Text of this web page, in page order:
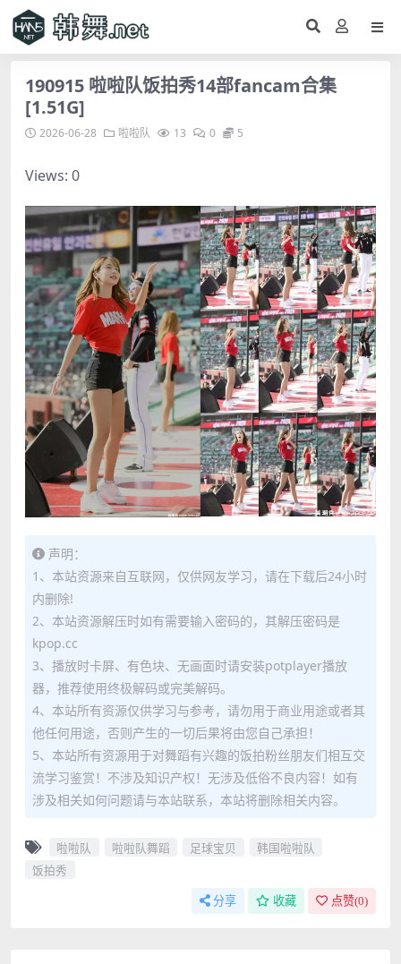
190915 啦啦队饭拍秀14部fancam合集
[1.51G]
2026-06-28 啦啦队 13 0 5
Views: 0
声明：
1、本站资源来自互联网，仅供网友学习，请在下载后24小时
内删除!
2、本站资源解压时如有需要输入密码的，其解压密码是
kpop.cc
3、播放时卡屏、有色块、无画面时请安装potplayer播放
器，推荐使用终极解码或完美解码。
4、本站所有资源仅供学习与参考，请勿用于商业用途或者其
他任何用途，否则产生的一切后果将由您自己承担！
5、本站所有资源用于对舞蹈有兴趣的饭拍粉丝朋友们相互交
流学习鉴赏！不涉及知识产权！无涉及低俗不良内容！如有
涉及相关如何问题请与本站联系，本站将删除相关内容。
啦啦队 啦啦队舞蹈 足球宝贝
韩国啦啦队
饭拍秀
分享 收藏 点赞(0)